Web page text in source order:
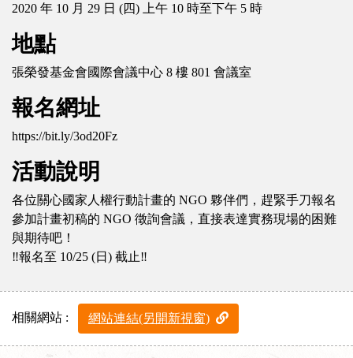
2020 年 10 月 29 日 (四) 上午 10 時至下午 5 時
地點
張榮發基金會國際會議中心 8 樓 801 會議室
報名網址
https://bit.ly/3od20Fz
活動說明
各位關心國家人權行動計畫的 NGO 夥伴們，趕緊手刀報名
參加計畫初稿的 NGO 徵詢會議，直接表達實務現場的困難
與期待吧！
‼報名至 10/25 (日) 截止‼
相關網站 : 網站連結(另開新視窗)